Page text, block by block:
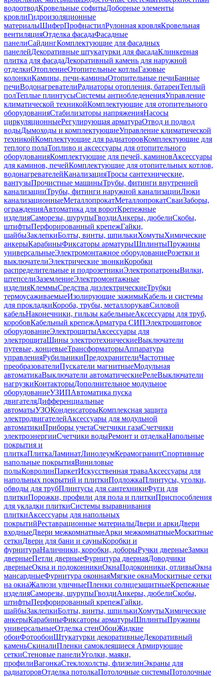
водоотводКровельные софитыДоборные элементы
кровлиГидроизоляционные
материалыШиферПрофнастилРулонная кровляКровельная
вентиляцияОтделка фасадаФасадные
панелиСайдингКомплектующие для фасадных
панелейДекоративные штукатурки для фасадаКлинкерная
плитка для фасадаДекоративный камень для наружной
отделкиОтоплениеОтопительные котлыГазовые
колонкиКамины, печи-каминыОтопительные печиБанные
печиВодонагревателиРадиаторы отопления, батареиТеплый
полТеплые плинтусыСистемы антиобледененияУправление
климатической техникойКомплектующие для отопительного
оборудованияСтабилизаторы напряженияНасосы
циркуляционныеРегулирующая арматураОтвод и подвод
водыДымоходы и комплектующиеУправление климатической
техникойКомплектующие для радиаторовКомплектующие для
теплого полаТопливо и аксессуары для отопительного
оборудованияКомплектующие для печей, каминовАксессуары
для каминов, печейКомплектующие для отопительных котлов,
водонагревателейКанализацияТросы сантехнические,
вантузыПрочистные машиныТрубы, фитинги внутренней
канализацииТрубы, фитинги наружной канализацииЛюки
канализационныеМеталлопрокатМеталлопрокатСваиЗаборы,
огражденияАвтоматика для воротКрепежные
изделияСаморезы, шурупыГвоздиАнкеры, дюбелиСкобы,
штифтыПерфорированный крепежГайки,
шайбыЗаклепкиБолты, винты, шпилькиХомутыХимические
анкерыКарабиныФиксаторы арматурыШплинтыПружины
универсальныеЭлектромонтажное оборудованиеРозетки и
выключателиЭлектрические звонкиКоробки
распределительные и подрозетникиЭлектропатроныВилки,
штепселиЗаземлениеЭлектромонтажные
изделияКлеммыСредства диэлектрическиеТрубки
термоусаживаемыеИзолирующие зажимыКабель и системы
для прокладкиКороба, трубы, металлорукавСиловой
кабельНаконечники, гильзы кабельныеАксессуары для труб,
коробовКабельный крепежАрматура СИПЭлектрощитовое
оборудованиеЭлектрощитыАксессуары для
электрощитаШины электротехническиеВыключатели
путевые, концевыеТрансформаторыАппаратура
управленияРубильникиПредохранителиЧастотные
преобразователиПускатели магнитныеМодульная
автоматикаВыключатели автоматическиеРелеВыключатели
нагрузкиКонтакторыДополнительное модульное
оборудованиеУЗИПАвтоматика пуска
двигателяДифференциальные
автоматыУЗОКонденсаторыКомплексная защита
электродвигателейАксессуары для модульной
автоматикиПриборы учетаСчетчики газаСчетчики
электроэнергииСчетчики водыРемонт и отделкаНапольные
покрытия и
плиткаПлиткаЛаминатЛинолеумКерамогранитСпортивные
напольные покрытияВиниловые
полыКовролинПаркетИскусственная траваАксессуары для
напольных покрытий и плиткиПодложкаПлинтусы, уголки,
обводы для трубПлинтусы для сантехникиФуги для
плиткиПорожки, профили для пола и плиткиПриспособления
для укладки плиткиСистемы выравнивания
плиткиАксессуары для напольных
покрытийРеставрационные материалыДвери и аркиДвери
входныеДвери межкомнатныеАрки межкомнатныеМоскитные
сеткиДвери для бани и сауныКоробки и
фурнитураНаличники, коробки, доборыРучки дверныеЗамки
дверныеПетли дверныеФурнитура двернаяДоводчики
дверныеОкна и подоконникиОкнаПодоконники, отливыОкна
мансардныеФурнитура оконнаяМягкие окнаМоскитные сетки
на окнаЖалюзи уличныеПленки солнцезащитныеКрепежные
изделияСаморезы, шурупыГвоздиАнкеры, дюбелиСкобы,
штифтыПерфорированный крепежГайки,
шайбыЗаклепкиБолты, винты, шпилькиХомутыХимические
анкерыКарабиныФиксаторы арматурыШплинтыПружины
универсальныеОтделка стенОбоиЖидкие
обоиФотообоиШтукатурки декоративныеДекоративный
каменьСкиналиПленки самоклеящиеся Армирующие
сеткиСтеновые панелиУголки, маяки,
профилиВагонкаСтеклохолсты, флизелинЭкраны для
радиаторовОтделка потолкаПотолочные системыПотолочные